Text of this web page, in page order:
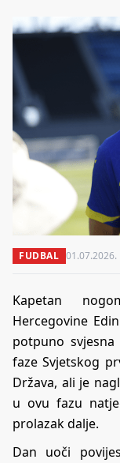
FUDBAL 01.07.2026.
Kapetan
Hercegovine
potpuno
faze Svjetskog
Država, ali je
u ovu fazu
prolazak dalje.
​Dan uoči